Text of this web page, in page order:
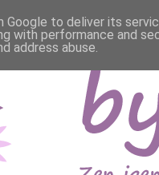
to deliver its
with performance and
address abuse.